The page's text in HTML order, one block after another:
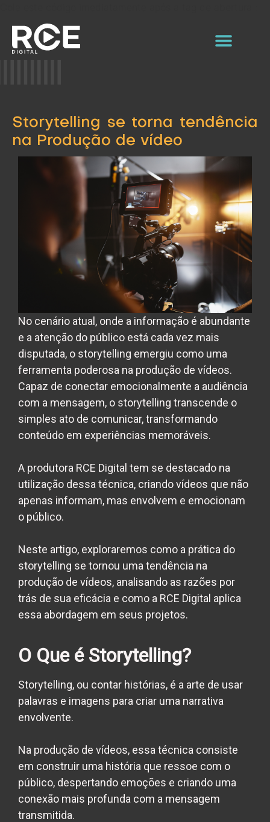
Storytelling se torna tendência
na Produção de vídeo
No cenário atual, onde a informação é abundante
e a atenção do público está cada vez mais
disputada, o storytelling emergiu como uma
ferramenta poderosa na produção de vídeos.
Capaz de conectar emocionalmente a audiência
com a mensagem, o storytelling transcende o
simples ato de comunicar, transformando
conteúdo em experiências memoráveis.
A produtora RCE Digital tem se destacado na
utilização dessa técnica, criando vídeos que não
apenas informam, mas envolvem e emocionam
o público.
Neste artigo, exploraremos como a prática do
storytelling se tornou uma tendência na
produção de vídeos, analisando as razões por
trás de sua eficácia e como a RCE Digital aplica
essa abordagem em seus projetos.
O Que é Storytelling?
Storytelling, ou contar histórias, é a arte de usar
palavras e imagens para criar uma narrativa
envolvente.
Na produção de vídeos, essa técnica consiste
em construir uma história que ressoe com o
público, despertando emoções e criando uma
conexão mais profunda com a mensagem
transmitida.